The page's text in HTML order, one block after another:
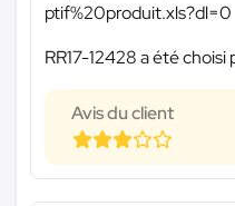
ptif%20produit.xls?dl=0
RR17-12428 a été
Avis du client